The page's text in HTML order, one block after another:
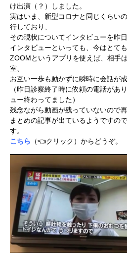
け出演（？）しました。
実はいま、新型コロナと同じくらい
行しており、
その現状についてインタビューを昨日
インタビューといっても、今はとても
ZOOMというアプリを使えば、相手
室、
お互い一歩も動かずに瞬時に会話が成
（昨日診察終了時に依頼の電話があ
ュー終わってました）
残念ながら動画が残っていないので
まとめの記事が出ているようですの
す。
こちら （👈クリック）からどうぞ。